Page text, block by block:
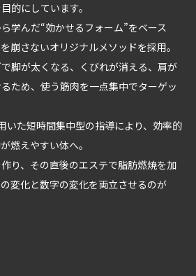
的にしています。
学んだ“効かせるフォーム”をベース
崩さないオリジナルメソッドを採用。
脚が太くなる、くびれが消える、肩が
ため、使う筋肉を一点集中でターゲッ
いた短時間集中型の指導により、効率的
燃えやすい体へ。
り、その直後のエステで脂肪燃焼を加
変化と数字の変化を両立させるのが